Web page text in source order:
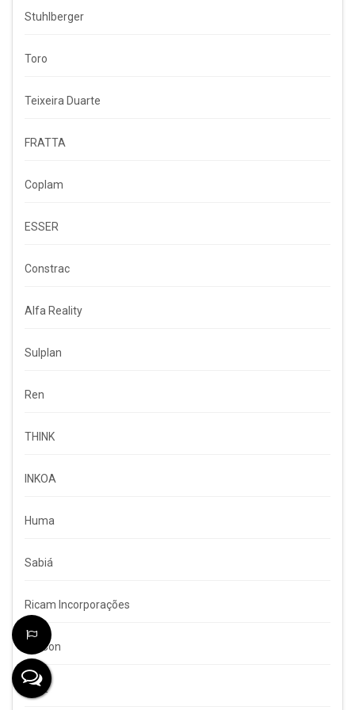
Stuhlberger
Toro
Teixeira Duarte
FRATTA
Coplam
ESSER
Constrac
Alfa Reality
Sulplan
Ren
THINK
INKOA
Huma
Sabiá
Ricam Incorporações
UP Con
Zatz